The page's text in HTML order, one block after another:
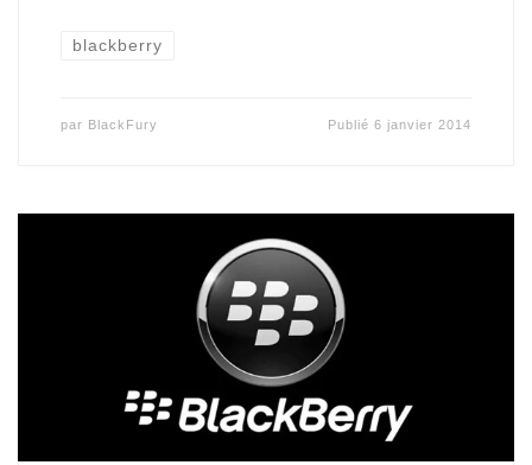
blackberry
par BlackFury Publié6 janvier 2014